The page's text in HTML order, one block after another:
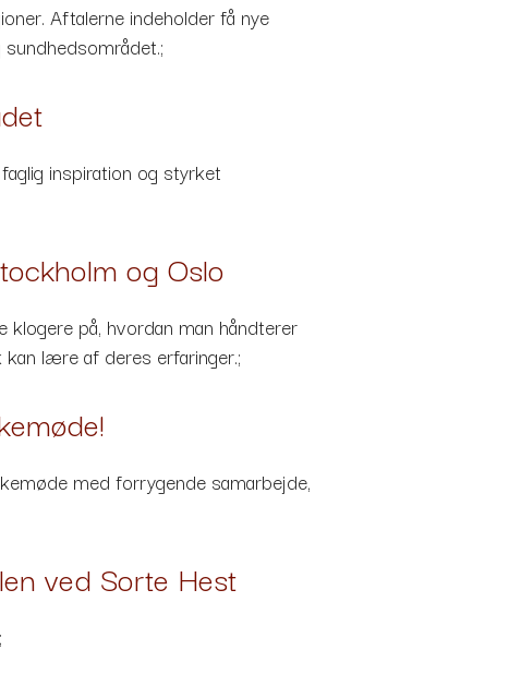
Aftalerne indeholder få nye
inspiration og styrket
og Oslo
på, hvordan man håndterer
lære af deres erfaringer.;
med forrygende samarbejde,
ved Sorte Hest